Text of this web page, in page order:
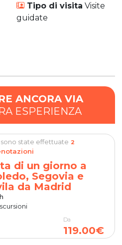
Tipo di visita Visite
guidate
ANCORA VIA
ESPERIENZA
sono state effettuate 2
di un giorno a
Segovia e
da Madrid
Da
119.00€